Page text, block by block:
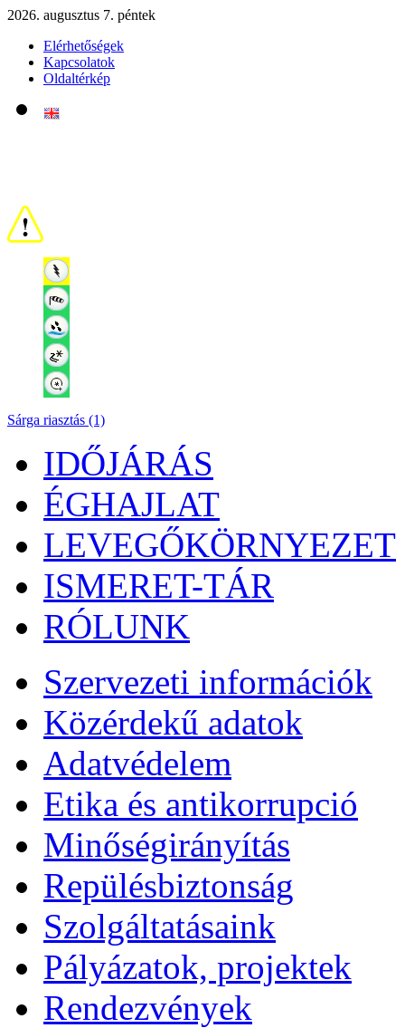
2026. augusztus 7. péntek
Elérhetőségek
Kapcsolatok
Oldaltérkép
Sárga riasztás (1)
IDŐJÁRÁS
ÉGHAJLAT
LEVEGŐKÖRNYEZET
ISMERET-TÁR
RÓLUNK
Szervezeti információk
Közérdekű adatok
Adatvédelem
Etika és antikorrupció
Minőségirányítás
Repülésbiztonság
Szolgáltatásaink
Pályázatok, projektek
Rendezvények